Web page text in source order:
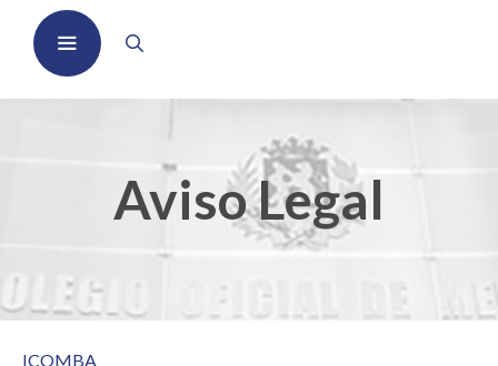
Aviso Legal
ICOMBA